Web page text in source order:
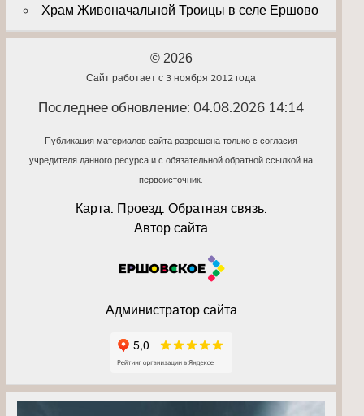
Храм Живоначальной Троицы в селе Ершово
© 2026
Сайт работает с 3 ноября 2012 года
Последнее обновление: 04.08.2026 14:14
Публикация материалов сайта разрешена только с согласия
учредителя данного ресурса и с обязательной обратной ссылкой на
первоисточник.
Карта. Проезд. Обратная связь.
Автор сайта
Администратор сайта